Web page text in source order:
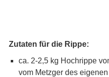
Zutaten für die Rippe:
ca. 2-2,5 kg Hochrippe
vom Metzger des